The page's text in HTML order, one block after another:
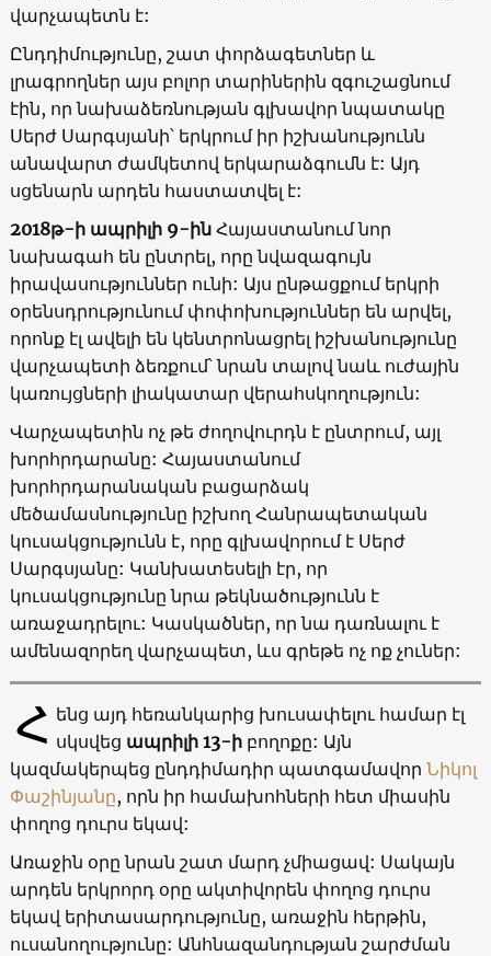
վարչապետն է:
Ընդդիմությունը, շատ փորձագետներ և
լրագրողներ այս բոլոր տարիներին զգուշացնում
էին, որ նախաձեռնության գլխավոր նպատակը
Սերժ Սարգսյանի՝ երկրում իր իշխանությունն
անավարտ ժամկետով երկարաձգումն է: Այդ
սցենարն արդեն հաստատվել է:
2018թ-ի ապրիլի 9-ինՀայաստանում նոր
նախագահ են ընտրել, որը նվազագույն
իրավասություններ ունի: Այս ընթացքում երկրի
օրենսդրությունում փոփոխություններ են արվել,
որոնք էլ ավելի են կենտրոնացրել իշխանությունը
վարչապետի ձեռքում՝ նրան տալով նաև ուժային
կառույցների լիակատար վերահսկողություն:
Վարչապետին ոչ թե ժողովուրդն է ընտրում, այլ
խորհրդարանը: Հայաստանում
խորհրդարանական բացարձակ
մեծամասնությունը իշխող Հանրապետական
կուսակցությունն է, որը գլխավորում է Սերժ
Սարգսյանը: Կանխատեսելի էր, որ
կուսակցությունը նրա թեկնածությունն է
առաջադրելու: Կասկածներ, որ նա դառնալու է
ամենազորեղ վարչապետ, ևս գրեթե ոչ ոք չուներ:
Հ ենց այդ հեռանկարից խուսափելու համար էլ
սկսվեց ապրիլի 13-իբողոքը: Այն
կազմակերպեց ընդդիմադիր պատգամավոր Նիկոլ
Փաշինյանը, որն իր համախոհների հետ միասին
փողոց դուրս եկավ:
Առաջին օրը նրան շատ մարդ չմիացավ: Սակայն
արդեն երկրորդ օրը ակտիվորեն փողոց դուրս
եկավ երիտասարդությունը, առաջին հերթին,
ուսանողությունը: Անհնազանդության շարժման